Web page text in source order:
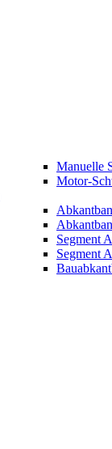
Manuelle
Motor-
Segment
Segment